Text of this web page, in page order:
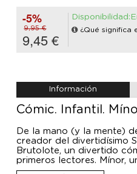
-5%
9,95 €
9,45 €
¿Qué significa
Información
Cómic. Infantil.
De la mano (y la mente)
creador del divertidísimo
Brutolote, un divertido
primeros lectores. Mínor,
tribu de los Brutolotes,